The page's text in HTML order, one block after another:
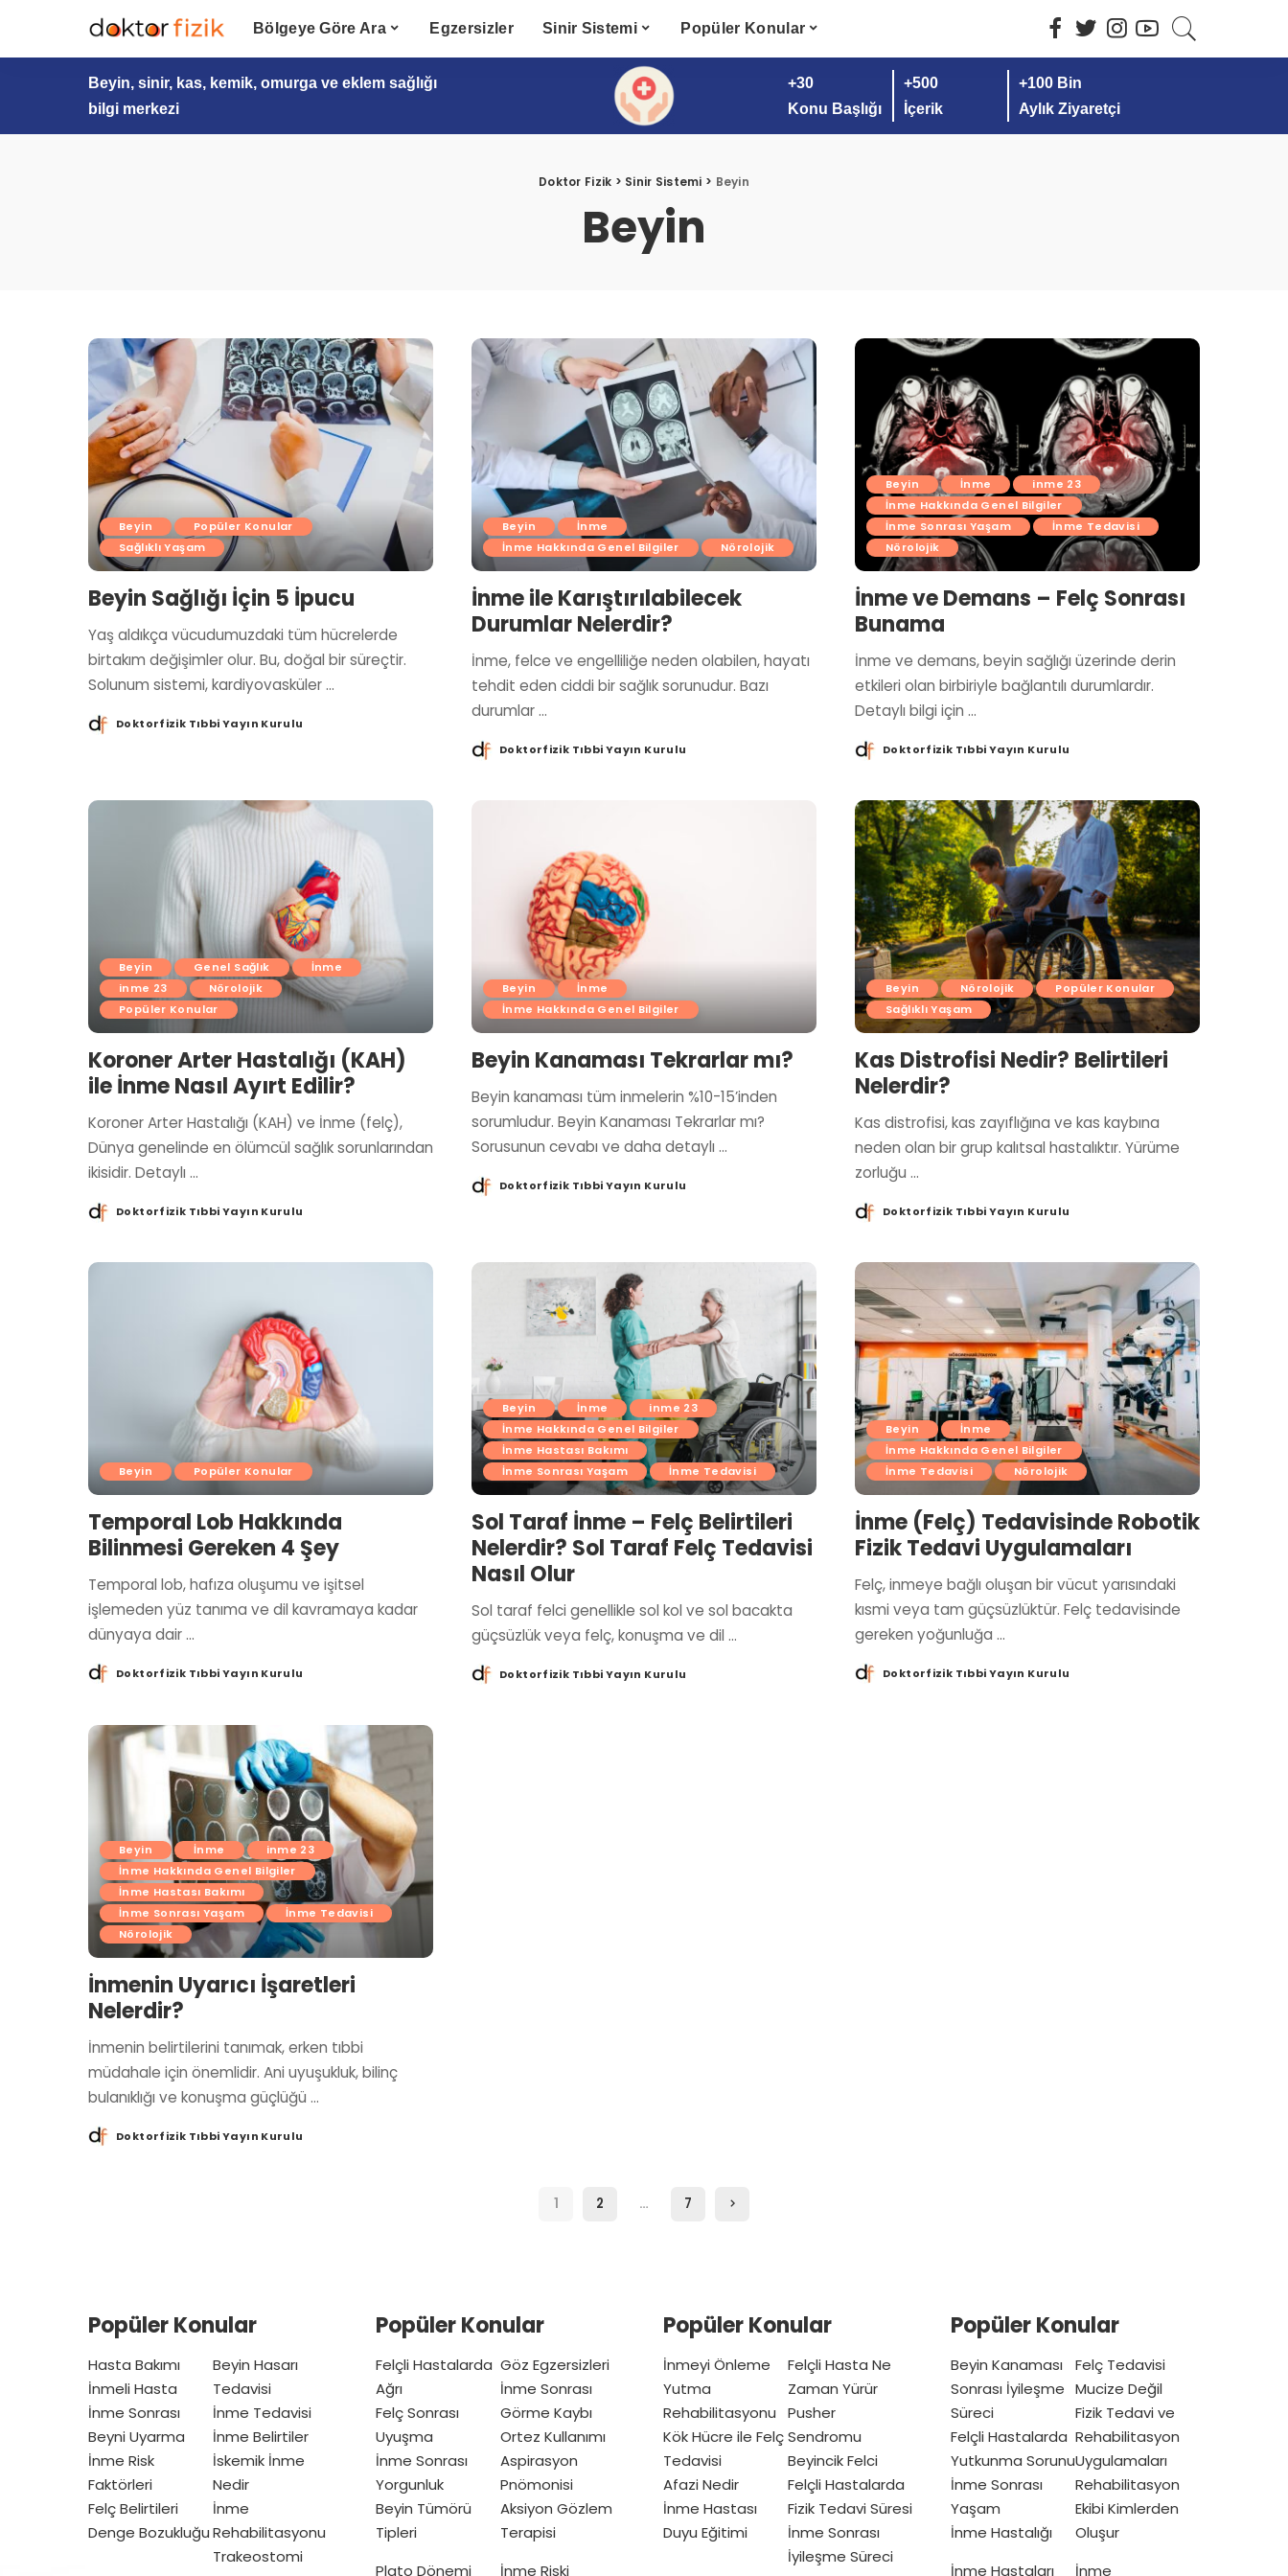
Bölgeye Göre Ara Egzersizler Sinir Sistemi Popüler Konular
Beyin, sinir, kas, kemik, omurga ve eklem sağlığı
bilgi merkezi
+30
Konu Başlığı
+500
İçerik
+100 Bin
Aylık Ziyaretçi
Doktor Fizik > Sinir Sistemi > Beyin
Beyin
Beyin
Popüler Konular
Sağlıklı Yaşam
Beyin Sağlığı İçin 5 İpucu
Yaş aldıkça vücudumuzdaki tüm hücrelerde
birtakım değişimler olur. Bu, doğal bir süreçtir.
Solunum sistemi, kardiyovasküler ...
Posted
by
Doktorfizik Tıbbi Yayın Kurulu
Beyin
İnme
İnme Hakkında Genel Bilgiler
Nörolojik
İnme ile Karıştırılabilecek
Durumlar Nelerdir?
İnme, felce ve engelliliğe neden olabilen, hayatı
tehdit eden ciddi bir sağlık sorunudur. Bazı
durumlar ...
Posted
by
Doktorfizik Tıbbi Yayın Kurulu
Beyin İnme
inme 23
İnme Hakkında Genel Bilgiler
İnme Sonrası Yaşam
İnme Tedavisi
Nörolojik
İnme ve Demans – Felç Sonrası
Bunama
İnme ve demans, beyin sağlığı üzerinde derin
etkileri olan birbiriyle bağlantılı durumlardır.
Detaylı bilgi için ...
Posted
by
Doktorfizik Tıbbi Yayın Kurulu
Beyin Genel Sağlık
İnme
inme 23
Nörolojik
Popüler Konular
Koroner Arter Hastalığı (KAH)
ile İnme Nasıl Ayırt Edilir?
Koroner Arter Hastalığı (KAH) ve İnme (felç),
Dünya genelinde en ölümcül sağlık sorunlarından
ikisidir. Detaylı ...
Posted
by
Doktorfizik Tıbbi Yayın Kurulu
Beyin
İnme
İnme Hakkında Genel Bilgiler
Beyin Kanaması Tekrarlar mı?
Beyin kanaması tüm inmelerin %10-15’inden
sorumludur. Beyin Kanaması Tekrarlar mı?
Sorusunun cevabı ve daha detaylı ...
Posted
by
Doktorfizik Tıbbi Yayın Kurulu
Beyin Nörolojik
Popüler Konular
Sağlıklı Yaşam
Kas Distrofisi Nedir? Belirtileri
Nelerdir?
Kas distrofisi, kas zayıflığına ve kas kaybına
neden olan bir grup kalıtsal hastalıktır. Yürüme
zorluğu ...
Posted
by
Doktorfizik Tıbbi Yayın Kurulu
Beyin Popüler Konular
Temporal Lob Hakkında
Bilinmesi Gereken 4 Şey
Temporal lob, hafıza oluşumu ve işitsel
işlemeden yüz tanıma ve dil kavramaya kadar
dünyaya dair ...
Posted
by
Doktorfizik Tıbbi Yayın Kurulu
Beyin İnme
inme 23
İnme Hakkında Genel Bilgiler
İnme Hastası Bakımı
İnme Sonrası Yaşam
İnme Tedavisi
Sol Taraf İnme – Felç Belirtileri
Nelerdir? Sol Taraf Felç Tedavisi
Nasıl Olur
Sol taraf felci genellikle sol kol ve sol bacakta
güçsüzlük veya felç, konuşma ve dil ...
Posted
by
Doktorfizik Tıbbi Yayın Kurulu
Beyin
İnme
İnme Hakkında Genel Bilgiler
İnme Tedavisi
Nörolojik
İnme (Felç) Tedavisinde Robotik
Fizik Tedavi Uygulamaları
Felç, inmeye bağlı oluşan bir vücut yarısındaki
kısmi veya tam güçsüzlüktür. Felç tedavisinde
gereken yoğunluğa ...
Posted
by
Doktorfizik Tıbbi Yayın Kurulu
Beyin İnme
inme 23
İnme Hakkında Genel Bilgiler
İnme Hastası Bakımı
İnme Sonrası Yaşam
İnme Tedavisi
Nörolojik
İnmenin Uyarıcı İşaretleri
Nelerdir?
İnmenin belirtilerini tanımak, erken tıbbi
müdahale için önemlidir. Ani uyuşukluk, bilinç
bulanıklığı ve konuşma güçlüğü ...
Posted
by
Doktorfizik Tıbbi Yayın Kurulu
1 2 … 7
Popüler Konular
Hasta Bakımı
İnmeli Hasta
İnme Sonrası
Beyni Uyarma
İnme Risk
Faktörleri
Felç Belirtileri
Denge Bozukluğu
Beyin Hasarı
Tedavisi
İnme Tedavisi
İnme Belirtiler
İskemik İnme
Nedir
İnme
Rehabilitasyonu
Trakeostomi
Popüler Konular
Felçli Hastalarda
Ağrı
Felç Sonrası
Uyuşma
İnme Sonrası
Yorgunluk
Beyin Tümörü
Tipleri
Göz Egzersizleri
İnme Sonrası
Görme Kaybı
Ortez Kullanımı
Aspirasyon
Pnömonisi
Aksiyon Gözlem
Terapisi
Plato Dönemi
İnme Riski
Popüler Konular
İnmeyi Önleme
Yutma
Rehabilitasyonu
Kök Hücre ile Felç
Tedavisi
Afazi Nedir
İnme Hastası
Duyu Eğitimi
Felçli Hasta Ne
Zaman Yürür
Pusher
Sendromu
Beyincik Felci
Felçli Hastalarda
Fizik Tedavi Süresi
İnme Sonrası
İyileşme Süreci
Popüler Konular
Beyin Kanaması
Sonrası İyileşme
Süreci
Felçli Hastalarda
Yutkunma Sorunu
İnme Sonrası
Yaşam
İnme Hastalığı
Felç Tedavisi
Mucize Değil
Fizik Tedavi ve
Rehabilitasyon
Uygulamaları
Rehabilitasyon
Ekibi Kimlerden
Oluşur
İnme Hastaları
İnme